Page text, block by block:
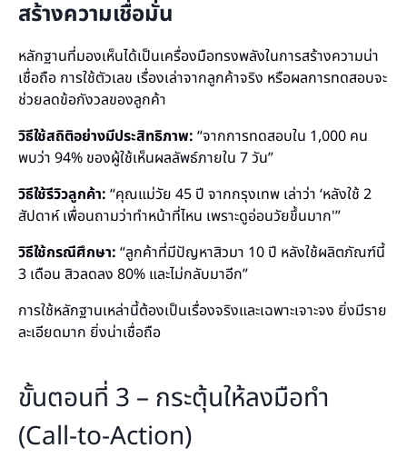
สร้างความเชื่อมั่น
หลักฐานที่มองเห็นได้เป็นเครื่องมือทรงพลังในการสร้างความน่า
เชื่อถือ การใช้ตัวเลข เรื่องเล่าจากลูกค้าจริง หรือผลการทดสอบจะ
ช่วยลดข้อกังวลของลูกค้า
วิธีใช้สถิติอย่างมีประสิทธิภาพ: “จากการทดสอบใน 1,000 คน
พบว่า 94% ของผู้ใช้เห็นผลลัพธ์ภายใน 7 วัน”
วิธีใช้รีวิวลูกค้า: “คุณแม่วัย 45 ปี จากกรุงเทพ เล่าว่า ‘หลังใช้ 2
สัปดาห์ เพื่อนถามว่าทำหน้าที่ไหน เพราะดูอ่อนวัยขึ้นมาก'”
วิธีใช้กรณีศึกษา: “ลูกค้าที่มีปัญหาสิวมา 10 ปี หลังใช้ผลิตภัณฑ์นี้
3 เดือน สิวลดลง 80% และไม่กลับมาอีก”
การใช้หลักฐานเหล่านี้ต้องเป็นเรื่องจริงและเฉพาะเจาะจง ยิ่งมีราย
ละเอียดมาก ยิ่งน่าเชื่อถือ
ขั้นตอนที่ 3 – กระตุ้นให้ลงมือทำ
(Call-to-Action)